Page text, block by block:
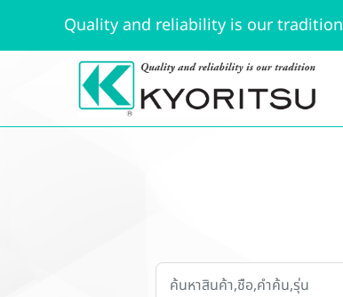
Quality and reliability is our tradition